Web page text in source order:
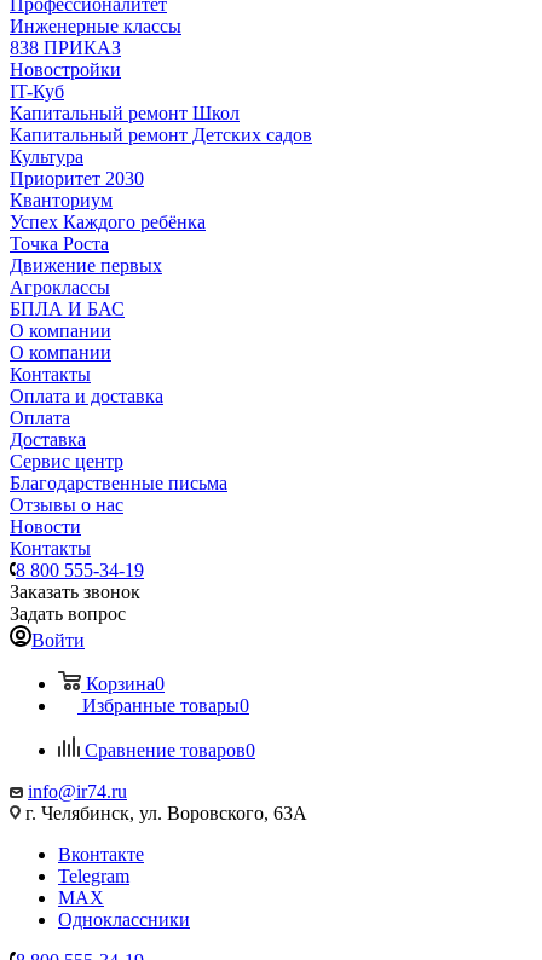
Профессионалитет
Инженерные классы
838 ПРИКАЗ
Новостройки
IT-Куб
Капитальный ремонт Школ
Капитальный ремонт Детских садов
Культура
Приоритет 2030
Кванториум
Успех Каждого ребёнка
Точка Роста
Движение первых
Агроклассы
БПЛА И БАС
О компании
О компании
Контакты
Оплата и доставка
Оплата
Доставка
Сервис центр
Благодарственные письма
Отзывы о нас
Новости
Контакты
8 800 555-34-19
Заказать звонок
Задать вопрос
Войти
Корзина0
Избранные товары0
Сравнение товаров0
info@ir74.ru
г. Челябинск, ул. Воровского, 63А
Вконтакте
Telegram
MAX
Одноклассники